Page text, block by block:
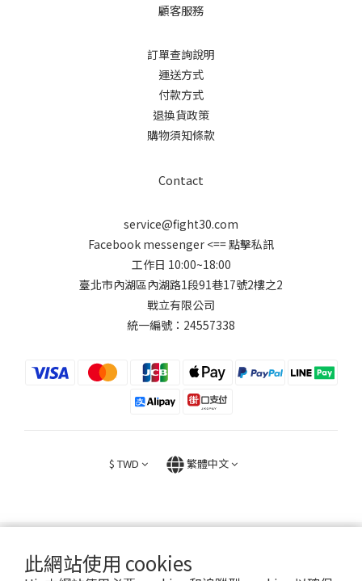
此網站使用 cookies
顧客服務
訂單查詢說明
運送方式
付款方式
退換貨政策
購物須知條款
Contact
service@fight30.com
Facebook messenger <== 點擊私訊
工作日 10:00~18:00
臺北市內湖區內湖路1段91巷17號2樓之2
戰立有限公司
統一編號：24557338
$ TWD 繁體中文
2026 © FIGHT30 ｜ 官方音樂周邊商品與專輯。專售。